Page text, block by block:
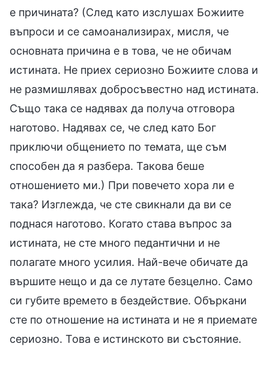
е причината? (След като изслушах Божиите
въпроси и се самоанализирах, мисля, че
основната причина е в това, че не обичам
истината. Не приех сериозно Божиите слова и
не размишлявах добросъвестно над истината.
Също така се надявах да получа отговора
наготово. Надявах се, че след като Бог
приключи общението по темата, ще съм
способен да я разбера. Такова беше
отношението ми.) При повечето хора ли е
така? Изглежда, че сте свикнали да ви се
поднася наготово. Когато става въпрос за
истината, не сте много педантични и не
полагате много усилия. Най-вече обичате да
вършите нещо и да се лутате безцелно. Само
си губите времето в бездействие. Объркани
сте по отношение на истината и не я приемате
сериозно. Това е истинското ви състояние.